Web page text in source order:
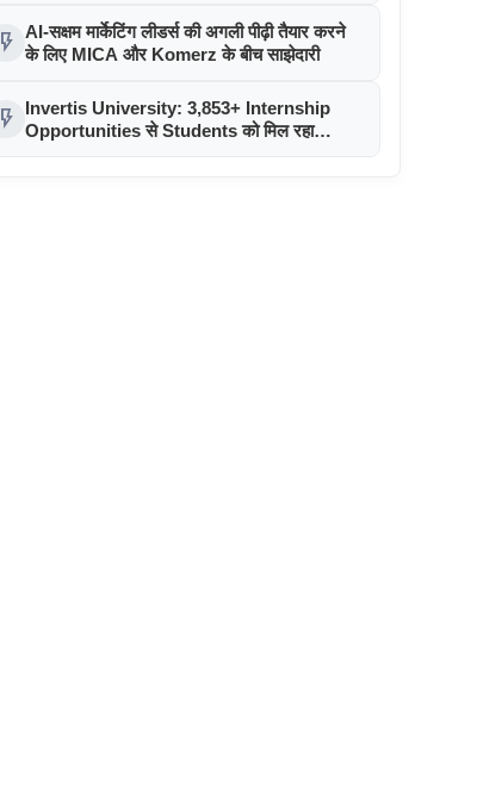
कार्यक्रम ने पुरंतया व्यावसायीक चरण में प्रवेश किया
flash_on AI-सक्षम मार्केटिंग लीडर्स की अगली पीढ़ी तैयार करने
के लिए MICA और Komerz के बीच साझेदारी
flash_on
Invertis University: 3,853+ Internship
Opportunities से Students को मिल रहा